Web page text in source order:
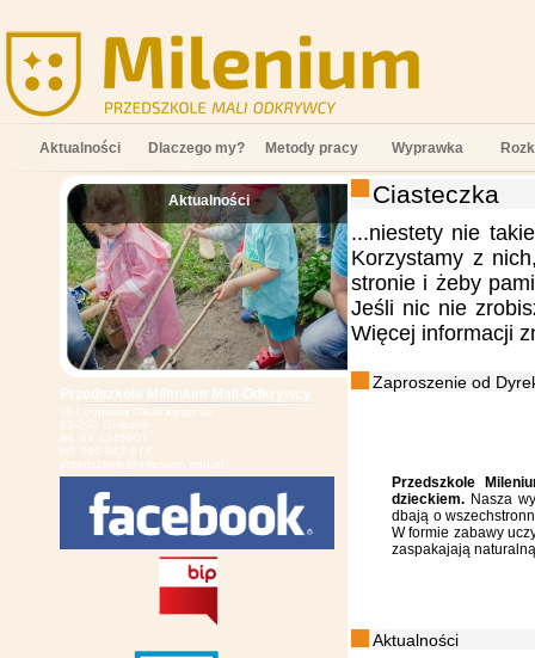
Aktualności Dlaczego my? Metody pracy Wyprawka
Aktualności
Przedszkole Milenium Mali Odkrywcy
ul. Leopolda Okulickiego 3a
62-200 Gniezno
tel: 61 4245007
tel: 690-942-977
przedszkole@milenium.edu.pl
Ciasteczka
...niestety nie
Korzystamy z
stronie i żeby
Jeśli nic nie
Więcej informacji
Zaproszenie od
Przedszkole
dzieckiem. Nasza
dbają o
W formie zabawy
zaspakajają
Aktualności